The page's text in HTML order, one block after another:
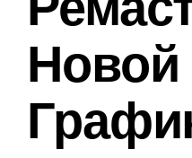
Новой